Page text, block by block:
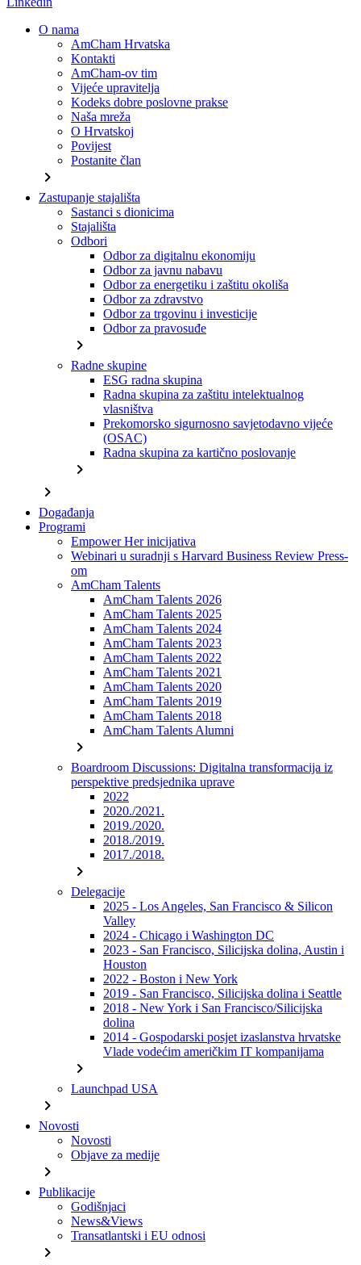
O nama
AmCham Hrvatska
Kontakti
AmCham-ov tim
Vijeće upravitelja
Kodeks dobre poslovne prakse
Naša mreža
O Hrvatskoj
Povijest
Postanite član
chevron_right
Zastupanje stajališta
Sastanci s dionicima
Stajališta
Odbori
Odbor za digitalnu ekonomiju
Odbor za javnu nabavu
Odbor za energetiku i zaštitu okoliša
Odbor za zdravstvo
Odbor za trgovinu i investicije
Odbor za pravosuđe
chevron_right
Radne skupine
ESG radna skupina
Radna skupina za zaštitu intelektualnog
vlasništva
Prekomorsko sigurnosno savjetodavno vijeće
(OSAC)
Radna skupina za kartično poslovanje
chevron_right
chevron_right
Događanja
Programi
Empower Her inicijativa
Webinari u suradnji s Harvard Business Review Press-
om
AmCham Talents
AmCham Talents 2026
AmCham Talents 2025
AmCham Talents 2024
AmCham Talents 2023
AmCham Talents 2022
AmCham Talents 2021
AmCham Talents 2020
AmCham Talents 2019
AmCham Talents 2018
AmCham Talents Alumni
chevron_right
Boardroom Discussions: Digitalna transformacija iz
perspektive predsjednika uprave
2022
2020./2021.
2019./2020.
2018./2019.
2017./2018.
chevron_right
Delegacije
2025 - Los Angeles, San Francisco & Silicon
Valley
2024 - Chicago i Washington DC
2023 - San Francisco, Silicijska dolina, Austin i
Houston
2022 - Boston i New York
2019 - San Francisco, Silicijska dolina i Seattle
2018 - New York i San Francisco/Silicijska
dolina
2014 - Gospodarski posjet izaslanstva hrvatske
Vlade vodećim američkim IT kompanijama
chevron_right
Launchpad USA
chevron_right
Novosti
Novosti
Objave za medije
chevron_right
Publikacije
Godišnjaci
News&Views
Transatlantski i EU odnosi
chevron_right